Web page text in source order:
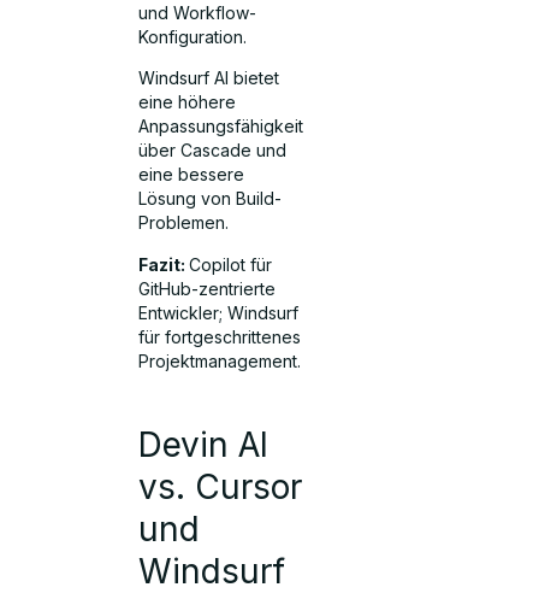
und Workflow-
Konfiguration.
Windsurf AI bietet
eine höhere
Anpassungsfähigkeit
über Cascade und
eine bessere
Lösung von Build-
Problemen.
Fazit:Copilot für
GitHub-zentrierte
Entwickler; Windsurf
für fortgeschrittenes
Projektmanagement.
Devin AI
vs. Cursor
und
Windsurf